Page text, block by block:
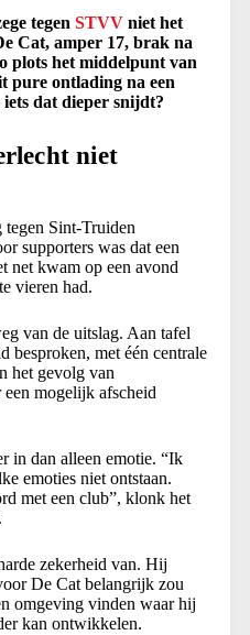
tegen STVV niet het
Cat, amper 17, brak na
plots het middelpunt van
pure ontlading na een
iets dat dieper snijdt?
niet
Sint-Truiden
supporters was dat een
net kwam op een avond
vieren had.
van de uitslag. Aan tafel
besproken, met één centrale
het gevolg van
mogelijk afscheid
in dan alleen emotie. “Ik
emoties niet ontstaan.
met een club”, klonk het
zekerheid van. Hij
De Cat belangrijk zou
omgeving vinden waar hij
kan ontwikkelen.